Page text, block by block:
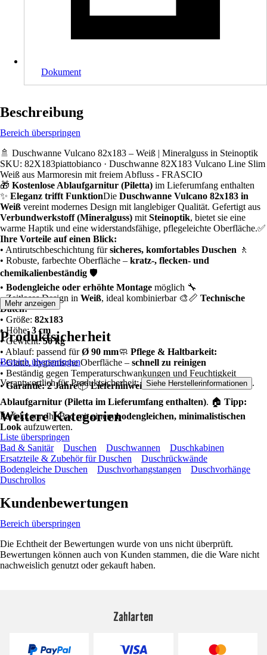
Dokument
Beschreibung
Bereich überspringen
🚿 Duschwanne Vulcano 82x183 – Weiß | Mineralguss in Steinoptik
SKU: 82X183piattobianco · Duschwanne 82X183 Vulcano Line Slim
Weiß aus Marmoresin mit freiem Abfluss - FRASCIO
🎁 Kostenlose Ablaufgarnitur (Piletta) im Lieferumfang enthalten
✨ Eleganz trifft FunktionDie Duschwanne Vulcano 82x183 in
Weiß vereint modernes Design mit langlebiger Qualität. Gefertigt aus
Verbundwerkstoff (Mineralguss) mit Steinoptik, bietet sie eine
warme Haptik und eine widerstandsfähige, pflegeleichte Oberfläche.✅
Ihre Vorteile auf einen Blick:
• Antirutschbeschichtung fürsicheres, komfortables Duschen 🚶
• Robuste, farbechte Oberfläche – kratz-, flecken- und
chemikalienbeständig 🛡️
• Bodengleiche oder erhöhte Montage möglich 🔧
• Zeitloses Design in Weiß, ideal kombinierbar 🎨📏 Technische
Daten:
• Größe: 82x183
• Höhe:3 cm
• Gewicht:50 kg
• Ablauf: passend fürØ 90 mm🧼 Pflege & Haltbarkeit:
• Glatte, hygienische Oberfläche – schnell zu reinigen
• Beständig gegen Temperaturschwankungen und Feuchtigkeit
•Garantie: 2 Jahre📦Lieferhinweis:Inklusivekostenloser
Ablaufgarnitur (Piletta im Lieferumfang enthalten). 🏠 Tipp:
Perfekt, um Ihr Bad mit einembodengleichen, minimalistischen
Look aufzuwerten.
Mehr anzeigen
Produktsicherheit
Bereich überspringen
Verantwortlich für Produktsicherheit: Siehe Herstellerinformationen .
Weitere Kategorien
Liste überspringen
Bad & Sanitär
Duschen Duschwannen
Duschkabinen
Ersatzteile & Zubehör für Duschen
Duschrückwände
Bodengleiche Duschen
Duschvorhangstangen
Duschvorhänge
Duschrollos
Kundenbewertungen
Bereich überspringen
Die Echtheit der Bewertungen wurde von uns nicht überprüft.
Bewertungen können auch von Kunden stammen, die die Ware nicht
nachweislich genutzt oder gekauft haben.
Zahlarten